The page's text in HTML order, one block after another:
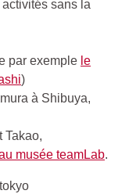
sans la
par exemple le
)
à Shibuya,
Takao,
musée teamLab.